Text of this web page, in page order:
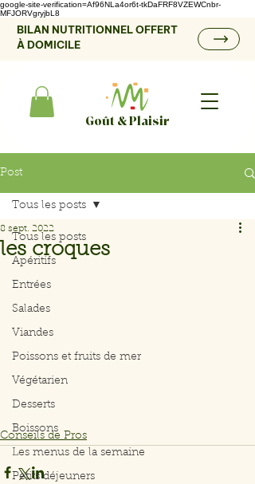
google-site-verification=Af96NLa4or6t-tkDaFRF8VZEWCnbr-
MFJORVgryjbL8
BILAN NUTRITIONNEL OFFERT
À DOMICILE
Goût & Plaisir
Post
Tous les posts
Apéritifs
Entrées
Salades
Viandes
Poissons et fruits de mer
Végétarien
Desserts
Boissons
Les menus de la semaine
Petits déjeuners
Tous les posts
les croques
8 sept. 2022
Conseils de Pros